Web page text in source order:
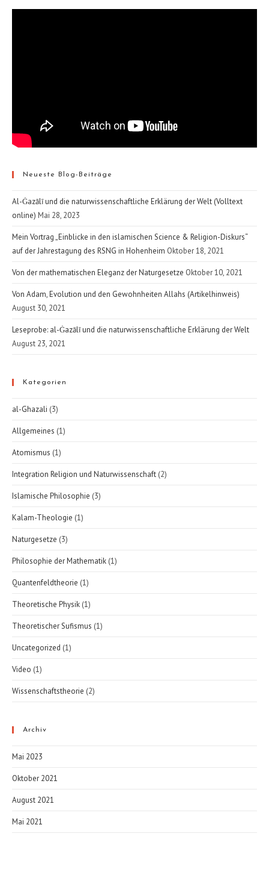
Neueste Blog-Beiträge
Al-Ġazālī und die naturwissenschaftliche Erklärung der Welt (Volltext
online) Mai 28, 2023
Mein Vortrag „Einblicke in den islamischen Science & Religion-Diskurs“
auf der Jahrestagung des RSNG in Hohenheim Oktober 18, 2021
Von der mathematischen Eleganz der Naturgesetze Oktober 10, 2021
Von Adam, Evolution und den Gewohnheiten Allahs (Artikelhinweis)
August 30, 2021
Leseprobe: al-Ġazālī und die naturwissenschaftliche Erklärung der Welt
August 23, 2021
Kategorien
al-Ghazali (3)
Allgemeines (1)
Atomismus (1)
Integration Religion und Naturwissenschaft (2)
Islamische Philosophie (3)
Kalam-Theologie (1)
Naturgesetze (3)
Philosophie der Mathematik (1)
Quantenfeldtheorie (1)
Theoretische Physik (1)
Theoretischer Sufismus (1)
Uncategorized (1)
Video (1)
Wissenschaftstheorie (2)
Archiv
Mai 2023
Oktober 2021
August 2021
Mai 2021